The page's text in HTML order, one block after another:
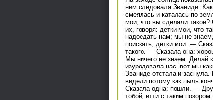
ним следовала Званиде.
смеялась и каталась по
мои, что вы сделали такое?
их, говоря: детки мои, что
надоедать нам; мы не
поискать, детки мои. —
такого. — Сказала она:
Мы ничего не знаем. Делай
изуродовала нас, вот мы
Званиде отстала и
видели потому как пыль
Сказала одна: пошли. —
тобой, итти с таким